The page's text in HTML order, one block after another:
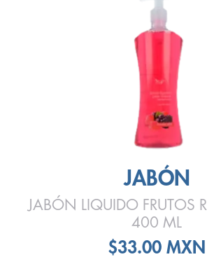
JABÓN
JABÓN LIQUIDO FRUTOS
400 ML
$33.00 MXN